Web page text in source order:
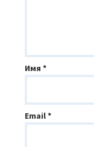
Имя*
Email*